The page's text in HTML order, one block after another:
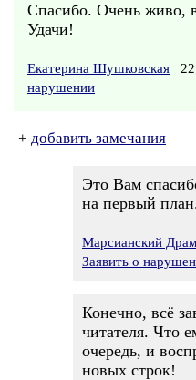
Спасибо. Очень живо,
Удачи!
Екатерина Шушковская
нарушении
+ добавить замечания
Это Вам
на первый
Марсианский
Заявить о
Конечно, всё
читателя. Что
очередь, и
новых строк!